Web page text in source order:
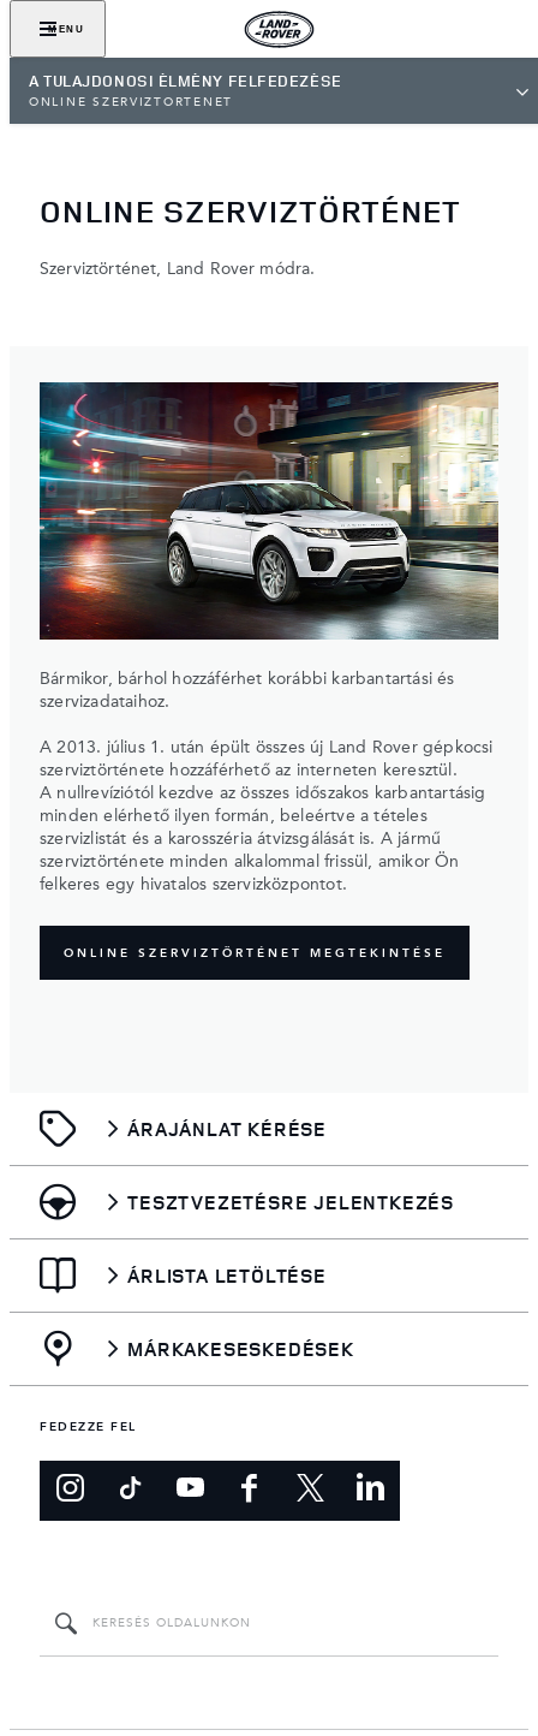
MENU
A TULAJDONOSI ÉLMÉNY FELFEDEZÉSE
ONLINE SZERVIZTÖRTÉNET
ONLINE SZERVIZTÖRTÉNET
Szerviztörténet, Land Rover módra.
Bármikor, bárhol hozzáférhet korábbi karbantartási és
szervizadataihoz.
A 2013. július 1. után épült összes új Land Rover gépkocsi
szerviztörténete hozzáférhető az interneten keresztül.
A nullrevíziótól kezdve az összes időszakos karbantartásig
minden elérhető ilyen formán, beleértve a tételes
szervizlistát és a karosszéria átvizsgálását is. A jármű
szerviztörténete minden alkalommal frissül, amikor Ön
felkeres egy hivatalos szervizközpontot.
ONLINE SZERVIZTÖRTÉNET MEGTEKINTÉSE
ÁRAJÁNLAT KÉRÉSE
TESZTVEZETÉSRE JELENTKEZÉS
ÁRLISTA LETÖLTÉSE
MÁRKAKESESKEDÉSEK
FEDEZZE FEL